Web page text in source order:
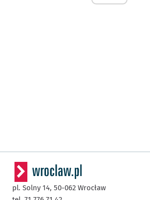
pl. Solny 14, 50-062 Wrocław